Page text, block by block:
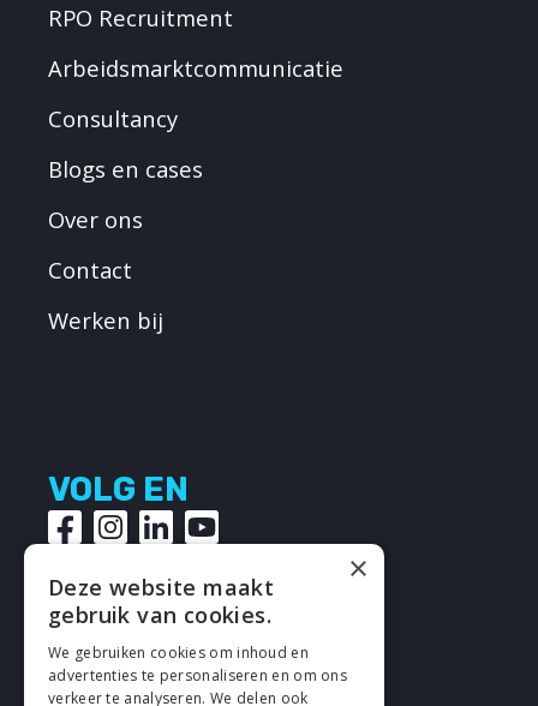
RPO Recruitment
Arbeidsmarktcommunicatie
Consultancy
Blogs en cases
Over ons
Contact
Werken bij
VOLG EN
Cookies
×
Deze website maakt
gebruik van cookies.
We gebruiken cookies om inhoud en
advertenties te personaliseren en om ons
verkeer te analyseren. We delen ook